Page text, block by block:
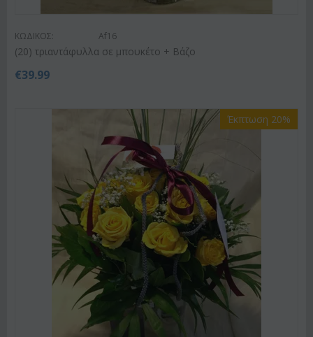
ΚΩΔΙΚΟΣ: Af16
(20) τριαντάφυλλα σε μπουκέτο + Βάζο
€39.99
Έκπτωση 20%